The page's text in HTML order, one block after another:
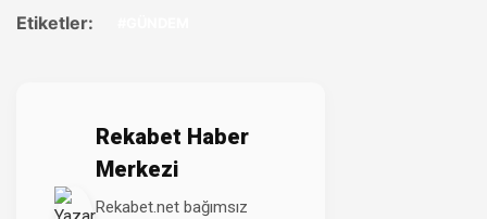
Etiketler:
Rekabet Haber
Merkezi
Rekabet.net bağımsız